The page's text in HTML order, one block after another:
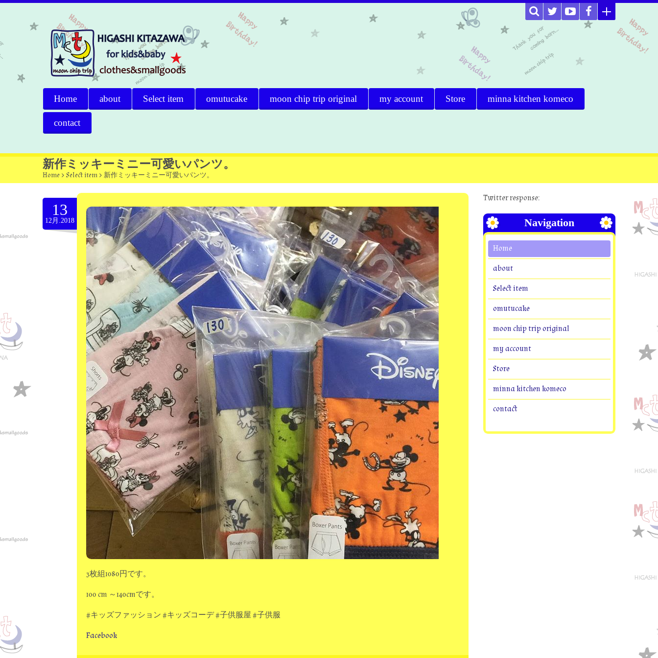
Home about Select item omutucake moon chip trip original my account Store minna kitchen komeco
contact
新作ミッキーミニー可愛いパンツ。
Home > Select item > 新作ミッキーミニー可愛いパンツ。
13
12月.2018
3枚組1080円です。
100 cm ～140cmです。
#キッズファッション #キッズコーデ #子供服屋 #子供服
Facebook
Twitter response:
Navigation
Home
about
Select item
omutucake
moon chip trip original
my account
Store
minna kitchen komeco
contact